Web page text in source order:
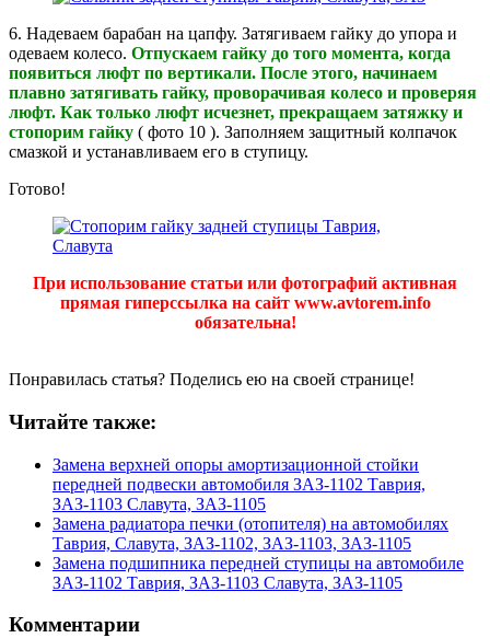
6. Надеваем барабан на цапфу. Затягиваем гайку до упора и
одеваем колесо. Отпускаем гайку до того момента, когда
появиться люфт по вертикали. После этого, начинаем
плавно затягивать гайку, проворачивая колесо и проверяя
люфт. Как только люфт исчезнет, прекращаем затяжку и
стопорим гайку ( фото 10 ). Заполняем защитный колпачок
смазкой и устанавливаем его в ступицу.
Готово!
При использование статьи или фотографий активная
прямая гиперссылка на сайт www.avtorem.info
обязательна!
Понравилась статья? Поделись ею на своей странице!
Читайте также:
Замена верхней опоры амортизационной стойки
передней подвески автомобиля ЗАЗ-1102 Таврия,
ЗАЗ-1103 Славута, ЗАЗ-1105
Замена радиатора печки (отопителя) на автомобилях
Таврия, Славута, ЗАЗ-1102, ЗАЗ-1103, ЗАЗ-1105
Замена подшипника передней ступицы на автомобиле
ЗАЗ-1102 Таврия, ЗАЗ-1103 Славута, ЗАЗ-1105
Комментарии